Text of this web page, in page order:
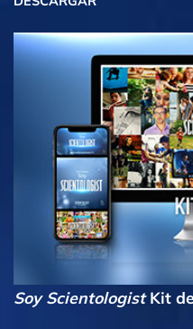
Soy ScientologistKit